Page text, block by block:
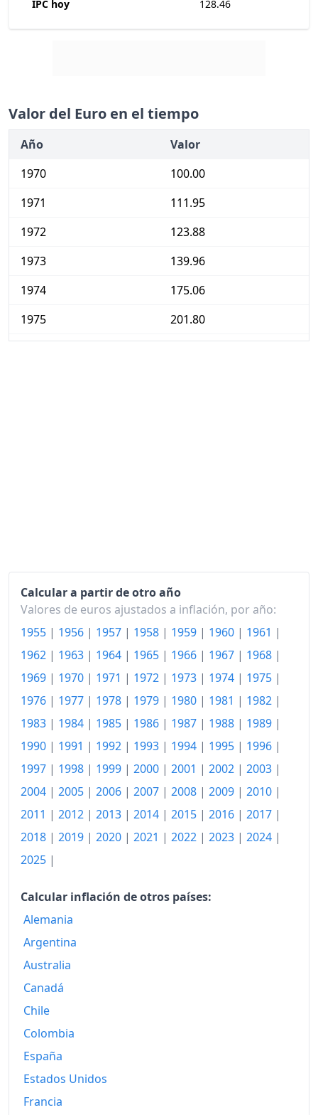
IPC hoy
128.46
Valor del Euro en el tiempo
Año
Valor
1970
100.00
1971
111.95
1972
123.88
1973
139.96
1974
175.06
1975
201.80
1985
1,508.37
1986
1,694.37
1988
2,045.27
1989
2,304.74
2,618.89
1991
2,929.22
1992
3,209.23
1993
3,426.94
1995
3,765.24
1997
1998
1999
2000
2001
2002
Calcular a partir de otro año
Valores de euros ajustados a inflación, por año:
1955 | 1956 | 1957 | 1958 | 1959 | 1960 | 1961 |
1962 | 1963 | 1964 | 1965 | 1966 | 1967 | 1968 |
1969 | 1970 | 1971 | 1972 | 1973 | 1974 | 1975 |
1976 | 1977 | 1978 | 1979 | 1980 | 1981 | 1982 |
1983 | 1984 | 1985 | 1986 | 1987 | 1988 | 1989 |
1990 | 1991 | 1992 | 1993 | 1994 | 1995 | 1996 |
1997 | 1998 | 1999 | 2000 | 2001 | 2002 | 2003 |
2004 | 2005 | 2006 | 2007 | 2008 | 2009 | 2010 |
2011 | 2012 | 2013 | 2014 | 2015 | 2016 | 2017 |
2018 | 2019 | 2020 | 2021 | 2022 | 2023 | 2024 |
2025 |
Calcular inflación de otros países:
Alemania
Argentina
Australia
Canadá
Chile
Colombia
España
Estados Unidos
Francia